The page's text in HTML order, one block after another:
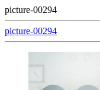
picture-00294
Beitragsnavigation
picture-00294